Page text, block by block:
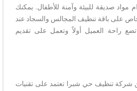
صديقة للبيئة وآمنة للأطفال. يمكنك
على باقة تنظيف المجالس والسجاد عند
راحة العميل أولاً وتعمل على تقديم
شركة تنظيف حي شبرا تعتمد على تقنيات